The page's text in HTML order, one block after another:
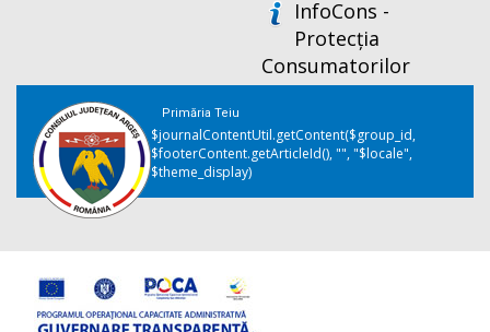
InfoCons -
Protecția
Consumatorilor
Primăria Teiu
$journalContentUtil.getContent($group_id,
$footerContent.getArticleId(), "", "$locale",
$theme_display)